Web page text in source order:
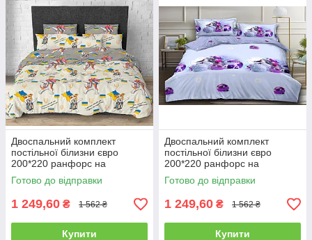
Двоспальний комплект
постільної білизни євро
200*220 ранфорс на
блискавці (21784)
Готово до відправки
1 249,60 ₴ 1 562 ₴
Купити
Двоспальний комплект
постільної білизни євро
200*220 ранфорс на
блискавці (21727)
Готово до відправки
1 249,60 ₴ 1 562 ₴
Купити